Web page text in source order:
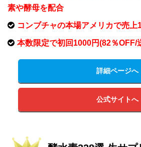
素や酵母を配合
コンブチャの本場アメリカで売上
本数限定で初回1000円(82％OFF/
詳細ページへ
公式サイトへ